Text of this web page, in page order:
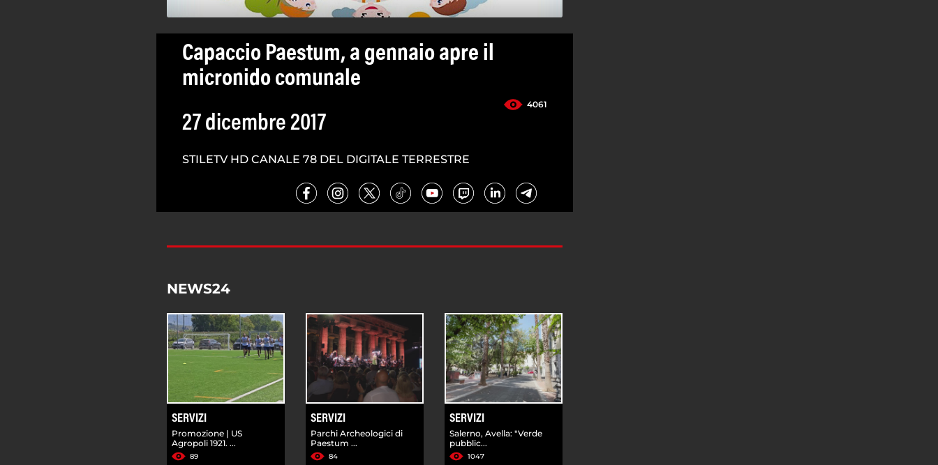
Capaccio Paestum, a gennaio apre il
micronido comunale
4061
27 dicembre 2017
STILETV HD CANALE 78 DEL DIGITALE TERRESTRE
NEWS24
SERVIZI
Promozione | US
Agropoli 1921. ...
89
SERVIZI
Parchi Archeologici di
Paestum ...
84
SERVIZI
Salerno, Avella: "Verde
pubblic...
1047